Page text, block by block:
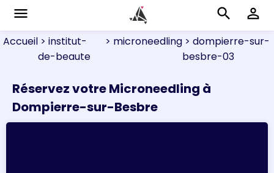
menu search perm_identity
Accueil > institut-
de-beaute
> microneedling> dompierre-sur-
besbre-03
Réservez votre Microneedling à
Dompierre-sur-Besbre